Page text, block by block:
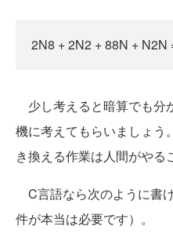
2N8 + 2N2 + 88N + N2N
少し考えると暗算でも分
機に考えてもらいましょう
き換える作業は人間がやる
C言語なら次のように書
件が本当は必要です）。